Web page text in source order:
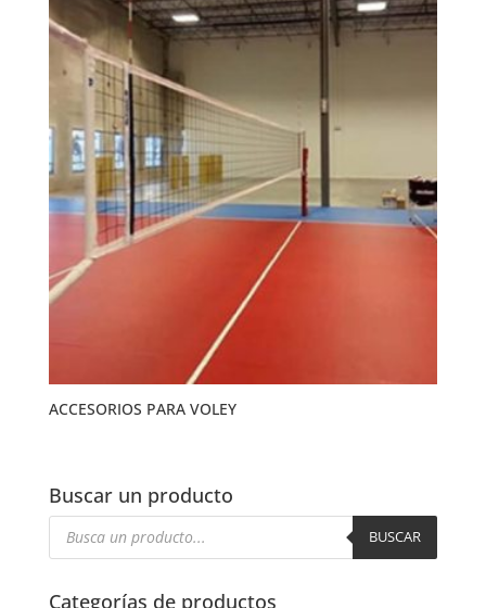
ACCESORIOS PARA VOLEY
Buscar un producto
Búsqueda
BUSCAR
Categorías de productos